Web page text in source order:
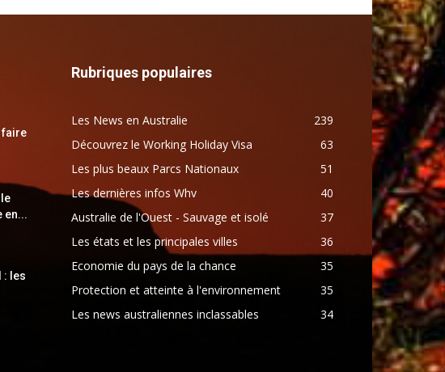
faire
en...
: les
Rubriques populaires
Les News en Australie
239
Découvrez le Working Holiday Visa
63
Les plus beaux Parcs Nationaux
51
Les dernières infos Whv
40
Australie de l'Ouest - Sauvage et isolé
37
Les états et les principales villes
36
Economie du pays de la chance
35
Protection et atteinte à l'environnement
35
Les news australiennes inclassables
34